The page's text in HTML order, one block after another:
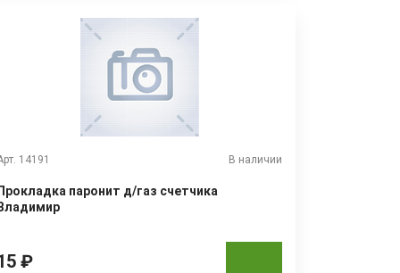
14191 В наличии
паронит д/газ счетчика
₽